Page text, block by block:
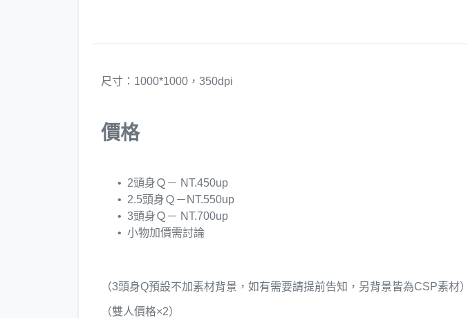
尺寸：1000*1000，350dpi
價格
2頭身Ｑ－ NT.450up
2.5頭身Ｑ－NT.550up
3頭身Ｑ－ NT.700up
小物加價需討論
（3頭身Q預設不加素材背景，如有需要請提前告知，另背景皆為CSP素材）
（雙人價格×2）